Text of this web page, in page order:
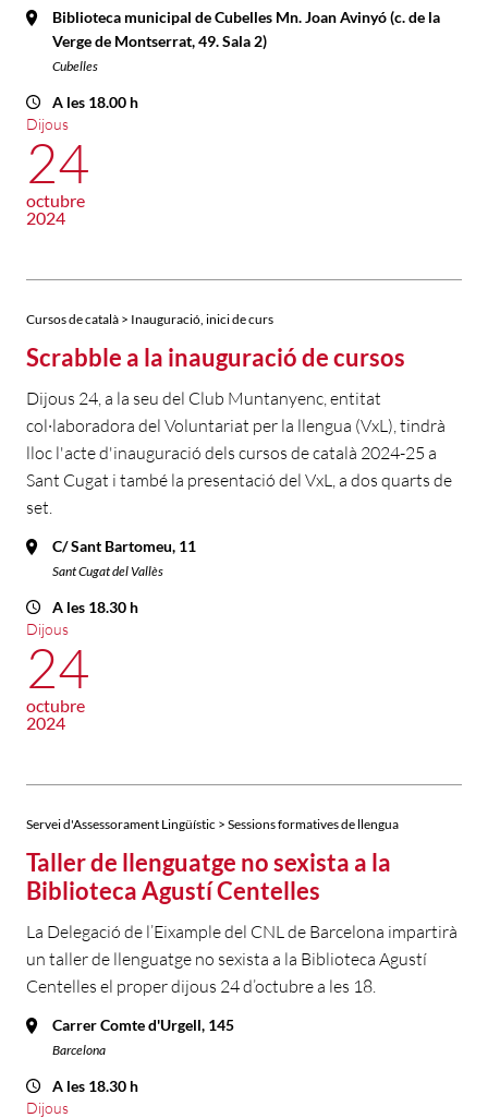
Biblioteca municipal de Cubelles Mn. Joan Avinyó (c. de la
Verge de Montserrat, 49. Sala 2)
Cubelles
A les 18.00 h
Dijous
24
octubre
2024
Cursos de català > Inauguració, inici de curs
Scrabble a la inauguració de cursos
Dijous 24, a la seu del Club Muntanyenc, entitat
col·laboradora del Voluntariat per la llengua (VxL), tindrà
lloc l'acte d'inauguració dels cursos de català 2024-25 a
Sant Cugat i també la presentació del VxL, a dos quarts de
set.
C/ Sant Bartomeu, 11
Sant Cugat del Vallès
A les 18.30 h
Dijous
24
octubre
2024
Servei d'Assessorament Lingüístic > Sessions formatives de llengua
Taller de llenguatge no sexista a la
Biblioteca Agustí Centelles
La Delegació de l’Eixample del CNL de Barcelona impartirà
un taller de llenguatge no sexista a la Biblioteca Agustí
Centelles el proper dijous 24 d’octubre a les 18.
Carrer Comte d'Urgell, 145
Barcelona
A les 18.30 h
Dijous